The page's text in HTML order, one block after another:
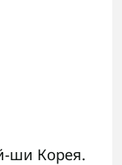
ши Корея.